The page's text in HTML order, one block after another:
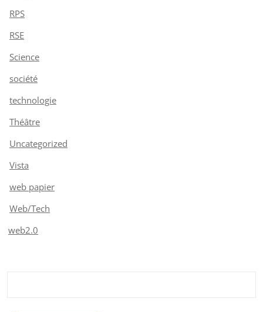
RPS
RSE
Science
société
technologie
Théâtre
Uncategorized
Vista
web papier
Web/Tech
web2.0